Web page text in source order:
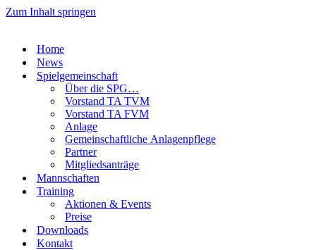
Zum Inhalt springen
Home
News
Spielgemeinschaft
Über die SPG…
Vorstand TA TVM
Vorstand TA FVM
Anlage
Gemeinschaftliche Anlagenpflege
Partner
Mitgliedsanträge
Mannschaften
Training
Aktionen & Events
Preise
Downloads
Kontakt